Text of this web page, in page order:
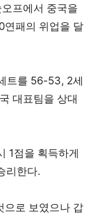
프에서 중국을
연패의 위업을 달
트를 56-53, 2세
대표팀을 상대
1점을 획득하게
리한다.
으로 보였으나 갑